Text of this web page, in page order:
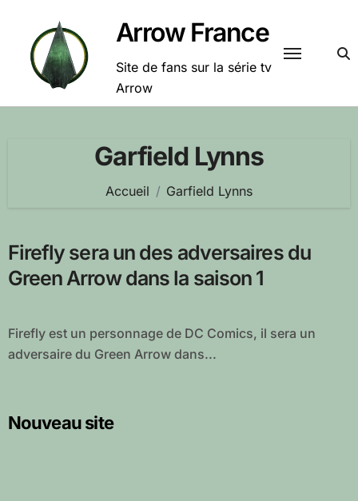
contenu
Arrow France
Site de fans sur la série tv
Arrow
Garfield Lynns
Accueil Garfield Lynns
Firefly sera un des adversaires du
Green Arrow dans la saison 1
Firefly est un personnage de DC Comics, il sera un
adversaire du Green Arrow dans...
Nouveau site